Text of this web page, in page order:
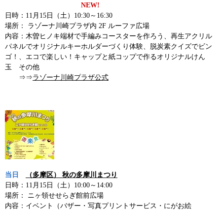
NEW!
日時：11月15日（土）10:30～16:30
場所： ラゾーナ川崎プラザ内 2F ルーファ広場
内容：木曽ヒノキ端材で手編みコースターを作ろう、再生アクリル
パネルでオリジナルキーホルダーづくり体験、脱炭素クイズでビン
ゴ！、エコで楽しい！キャップと紙コップで作るオリジナルけん
玉 その他
⇒⇒ラゾーナ川崎プラザ公式
当日
（多摩区） 秋の多摩川まつり
日時：11月15日（土）10:00～14:00
場所： ニヶ領せせらぎ館前広場
内容：イベント（バザー・写真プリントサービス・にがお絵